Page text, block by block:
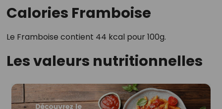
Calories Framboise
Le Framboise contient 44 kcal pour 100g.
Les valeurs nutritionnelles